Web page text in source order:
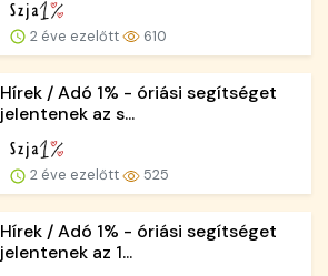
2 éve ezelőtt 610
Hírek / Adó 1% - óriási segítséget
jelentenek az s...
2 éve ezelőtt 525
Hírek / Adó 1% - óriási segítséget
jelentenek az 1...